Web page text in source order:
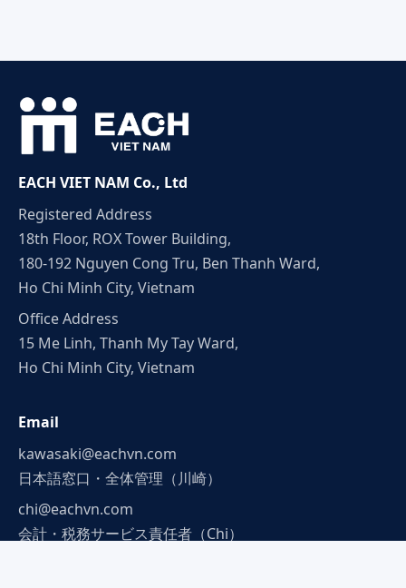
EACH VIET NAM Co., Ltd
Registered Address
18th Floor, ROX Tower Building,
180-192 Nguyen Cong Tru, Ben Thanh Ward,
Ho Chi Minh City, Vietnam
Office Address
15 Me Linh, Thanh My Tay Ward,
Ho Chi Minh City, Vietnam
Email
kawasaki@eachvn.com
日本語窓口・全体管理（川崎）
chi@eachvn.com
会計・税務サービス責任者（Chi）